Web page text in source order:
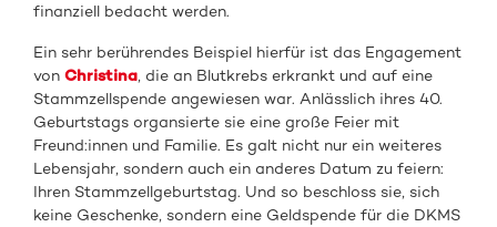
finanziell bedacht werden.
Ein sehr berührendes Beispiel hierfür ist das Engagement
vonChristina, die an Blutkrebs erkrankt und auf eine
Stammzellspende angewiesen war. Anlässlich ihres 40.
Geburtstags organsierte sie eine große Feier mit
Freund:innen und Familie. Es galt nicht nur ein weiteres
Lebensjahr, sondern auch ein anderes Datum zu feiern:
Ihren Stammzellgeburtstag. Und so beschloss sie, sich
keine Geschenke, sondern eine Geldspende für die DKMS